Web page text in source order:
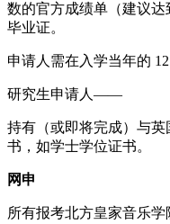
数的官方成绩单（建议达
毕业证。
申请人需在入学当年的 12
研究生申请人——
持有（或即将完成）与
书，如学士学位证书。
网申
所有报考北方皇家音乐